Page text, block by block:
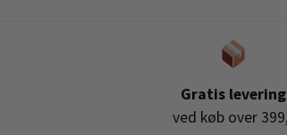
Gratis levering
ved køb over